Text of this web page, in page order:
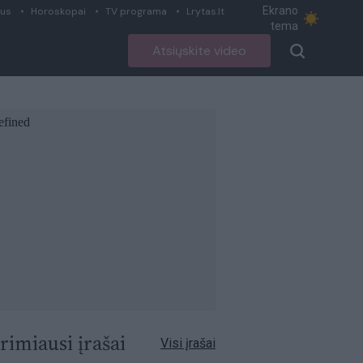
Horoskopai TV programa Lrytas.lt
Ekrano
tema
Atsiųskite video
įrašai Visi įrašai